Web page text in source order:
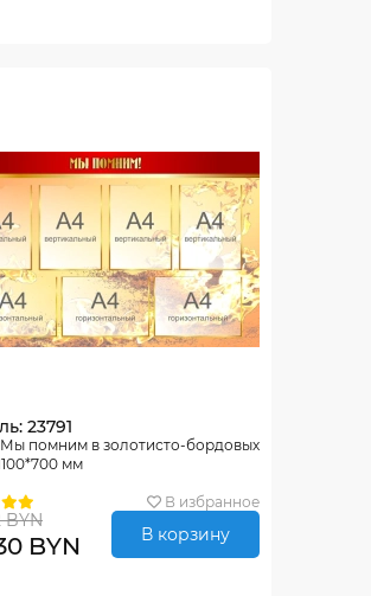
23791
помним в золотисто-бордовых
мм
В избранное
BYN
BYN В корзину